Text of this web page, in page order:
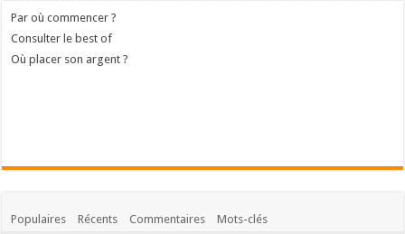
Par où commencer ?
Consulter le best of
Où placer son argent ?
Populaires Récents Commentaires Mots-clés